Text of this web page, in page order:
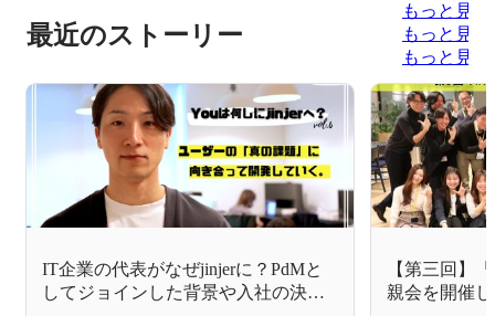
最近のストーリー
もっと見る
もっと見る
もっと見る
IT企業の代表がなぜjinjerに？PdMと
してジョインした背景や入社の決め
【第三回】
親会を開催